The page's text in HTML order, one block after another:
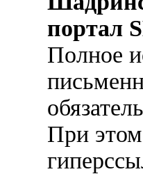
портал
Полное
При этом